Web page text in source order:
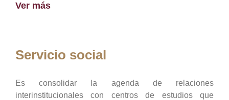
Ver más
Servicio social
Es consolidar la agenda de relaciones
interinstitucionales con centros de estudios que